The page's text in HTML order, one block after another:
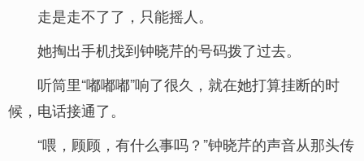
走是走不了了，只能摇人。
她掏出手机找到钟晓芹的号码拨了过去。
听筒里“嘟嘟嘟”响了很久，就在她打算挂断的时
候，电话接通了。
“喂，顾顾，有什么事吗？”钟晓芹的声音从那头传